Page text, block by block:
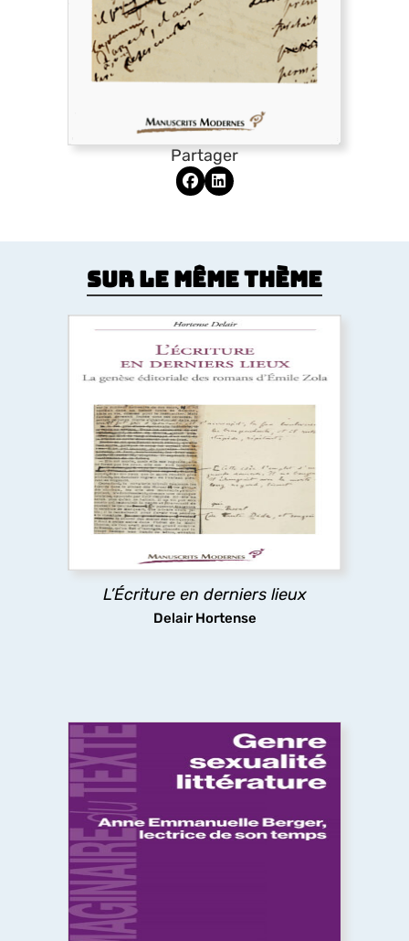
Partager
Sur le même thème
L’Écriture en derniers lieux
Delair Hortense
L’Écriture en derniers lieux
Pour certains auteurs, l’impression de l’ouvrage
relance l’écriture au lieu d’y mettre un terme. Cet
ouvrage réexamine l’histoire littéraire et les
Rougon-Macquartà la lumière des épreuves
typographiques, où Zola révise littéralement le
texte de chaque roman à la dernière minute.
découvrir
Genre, sexualité, littérature
Théories féministes et queers, psychanalyse,
déconstruction, question décoloniale, politiques
de la traduction, pédagogies féministes. Les
essais ici réunis montrent comment, selon les
mots de Anne Emmanuelle Berger, « ce que la